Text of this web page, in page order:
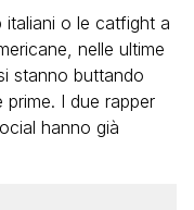
o le catfight a
nelle ultime
stanno buttando
prime. I due rapper
hanno già